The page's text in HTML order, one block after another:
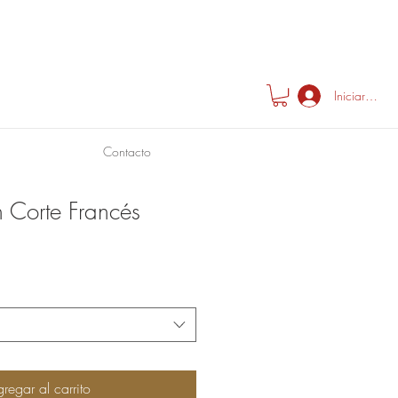
Iniciar
Contacto
Francés
al carrito